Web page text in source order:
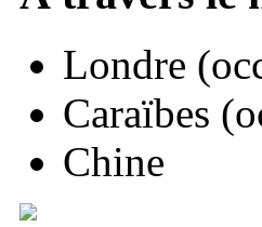
Londre
Caraïbes
Chine